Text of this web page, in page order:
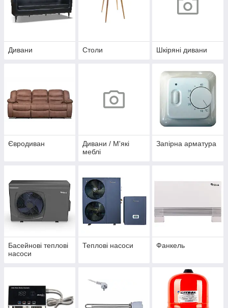
Дивани Столи Шкіряні дивани
Євродиван
Дивани / М'які
меблі
Запірна арматура
Басейнові теплові
насоси
Теплові насоси Фанкель